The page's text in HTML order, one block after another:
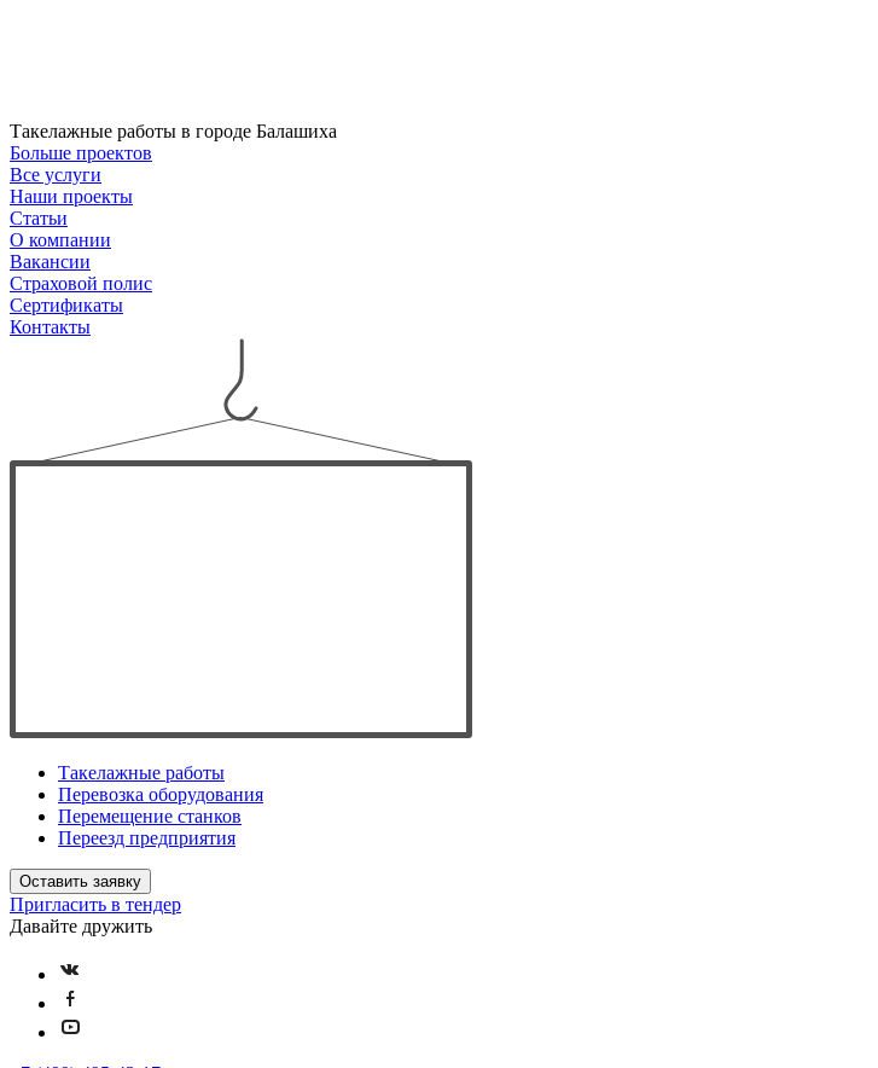
Такелажные работы в городе Балашиха
Больше проектов
Все услуги
Наши проекты
Статьи
О компании
Вакансии
Страховой полис
Сертификаты
Контакты
Такелажные работы
Перевозка оборудования
Перемещение станков
Переезд предприятия
Оставить заявку
Пригласить в тендер
Давайте дружить